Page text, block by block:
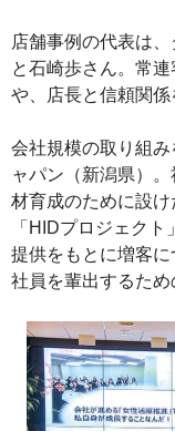
店舗事例の代表は
と石崎歩さん。常
や、店長と信頼関係
会社規模の取り組
ャパン（新潟県）
材育成のために設
「HIDプロジェク
提供をもとに増客
社員を輩出するため